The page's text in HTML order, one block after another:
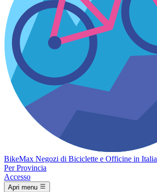
BikeMax Negozi di Biciclette e Officine in Italia
Per Provincia
Accesso
Apri menu